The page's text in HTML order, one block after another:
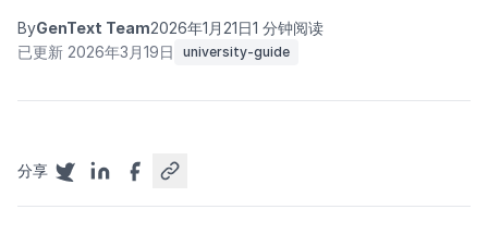
ByGenText Team2026年1月21日1 分钟阅读
已更新 2026年3月19日
university-guide
分享